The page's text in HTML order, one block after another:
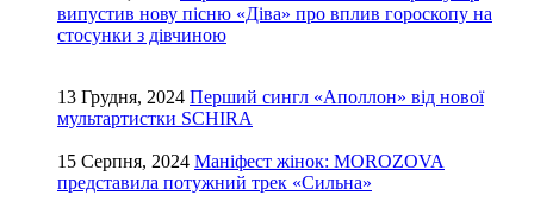
випустив нову пісню «Діва» про вплив гороскопу на
стосунки з дівчиною
13 Грудня, 2024 Перший сингл «Аполлон» від нової
мультартистки SCHIRA
15 Серпня, 2024 Маніфест жінок: MOROZOVA
представила потужний трек «Сильна»